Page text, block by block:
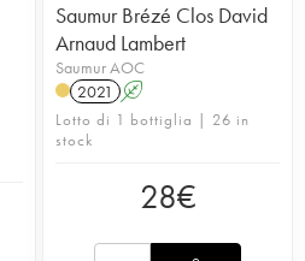
Saumur Brézé Clos David
Arnaud Lambert
Saumur AOC
2021
A
Lotto di 1 bottiglia | 26 in
stock
28€